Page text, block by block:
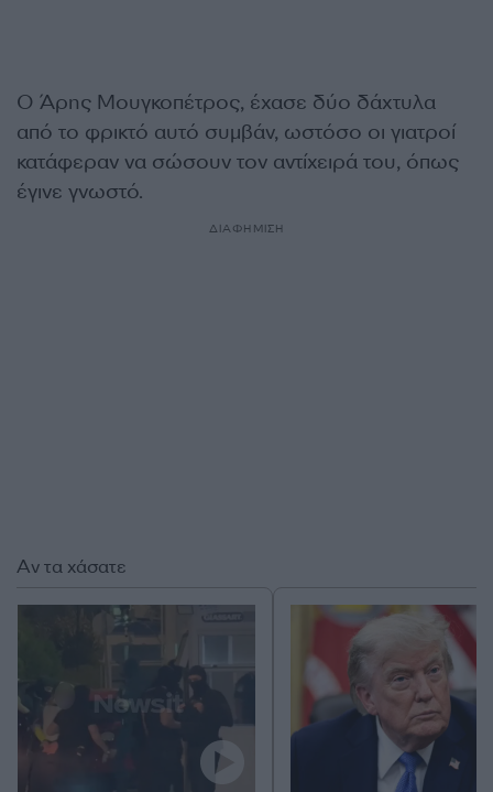
Ο Άρης Μουγκοπέτρος, έχασε δύο δάχτυλα
από το φρικτό αυτό συμβάν, ωστόσο οι γιατροί
κατάφεραν να σώσουν τον αντίχειρά του, όπως
έγινε γνωστό.
ΔΙΑΦΗΜΙΣΗ
Αν τα χάσατε